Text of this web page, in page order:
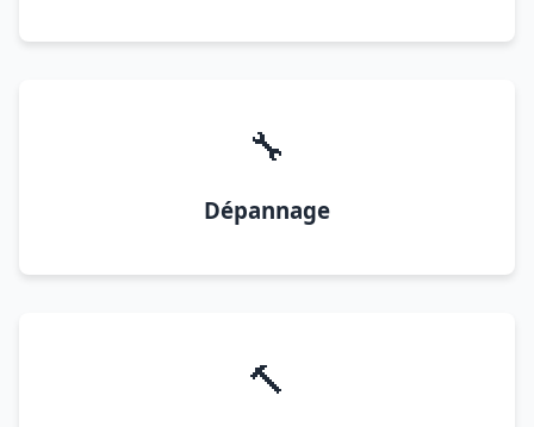
🔧
Dépannage
🔨